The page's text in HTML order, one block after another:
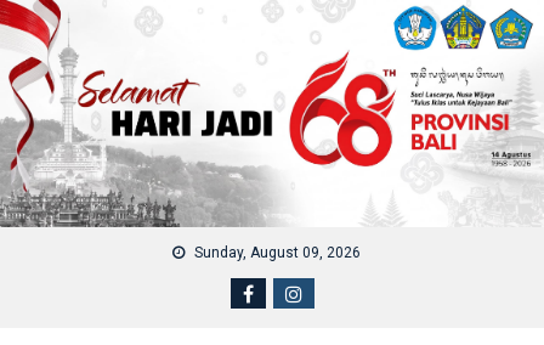
Skip to content
Sunday, August 09, 2026